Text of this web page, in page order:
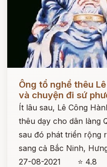
Đọc ngay
Ông tổ nghề thêu
và chuyện đi sứ
Ít lâu sau, Lê Công
thêu dạy cho dân làng
sau đó phát triển rộng
sang cả Bắc Ninh,
27-08-2021
⭐ 4.8